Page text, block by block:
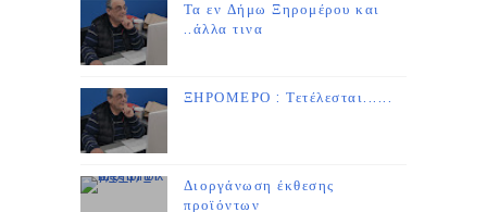
Τα εν Δήμω Ξηρομέρου και
..άλλα τινα
ΞΗΡΟΜΕΡΟ : Τετέλεσται......
Διοργάνωση έκθεσης
προϊόντων